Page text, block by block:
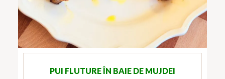
PUI FLUTURE ÎN BAIE DE MUJDEI